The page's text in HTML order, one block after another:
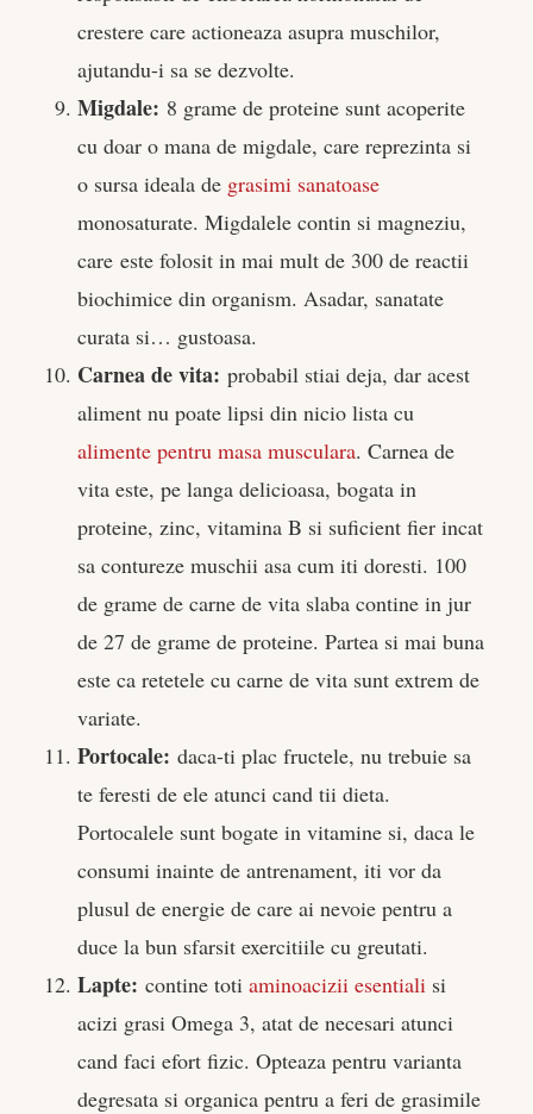
crestere care actioneaza asupra muschilor,
ajutandu-i sa se dezvolte.
Migdale: 8 grame de proteine sunt acoperite
cu doar o mana de migdale, care reprezinta si
o sursa ideala de grasimi sanatoase
monosaturate. Migdalele contin si magneziu,
care este folosit in mai mult de 300 de reactii
biochimice din organism. Asadar, sanatate
curata si… gustoasa.
Carnea de vita: probabil stiai deja, dar acest
aliment nu poate lipsi din nicio lista cu
alimente pentru masa musculara. Carnea de
vita este, pe langa delicioasa, bogata in
proteine, zinc, vitamina B si suficient fier incat
sa contureze muschii asa cum iti doresti. 100
de grame de carne de vita slaba contine in jur
de 27 de grame de proteine. Partea si mai buna
este ca retetele cu carne de vita sunt extrem de
variate.
Portocale: daca-ti plac fructele, nu trebuie sa
te feresti de ele atunci cand tii dieta.
Portocalele sunt bogate in vitamine si, daca le
consumi inainte de antrenament, iti vor da
plusul de energie de care ai nevoie pentru a
duce la bun sfarsit exercitiile cu greutati.
Lapte: contine toti aminoacizii esentiali si
acizi grasi Omega 3, atat de necesari atunci
cand faci efort fizic. Opteaza pentru varianta
degresata si organica pentru a feri de grasimile